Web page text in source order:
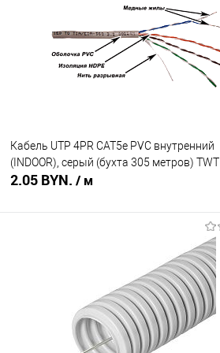
Сравнение
В избранное
В наличии
Кабель UTP 4PR CAT5е PVC внутренний
(INDOOR), серый (бухта 305 метров) TWT
2.05 BYN. / м
Сравнение
В наличии